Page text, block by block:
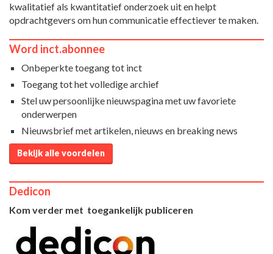
kwalitatief als kwantitatief onderzoek uit en helpt
opdrachtgevers om hun communicatie effectiever te maken.
Word inct.abonnee
Onbeperkte toegang tot inct
Toegang tot het volledige archief
Stel uw persoonlijke nieuwspagina met uw favoriete
onderwerpen
Nieuwsbrief met artikelen, nieuws en breaking news
Bekijk alle voordelen
Dedicon
Kom verder met toegankelijk publiceren